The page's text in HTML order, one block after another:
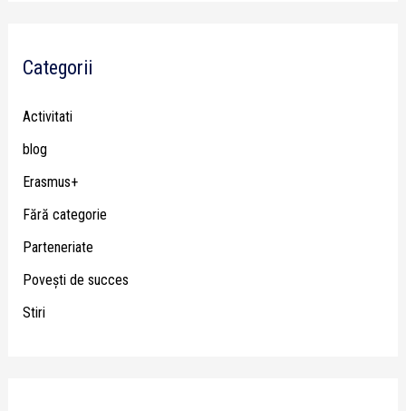
Categorii
Activitati
blog
Erasmus+
Fără categorie
Parteneriate
Poveşti de succes
Stiri